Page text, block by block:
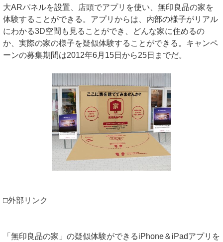
大ARパネルを設置、店頭でアプリを使い、無印良品の家を
体験することができる。アプリからは、内部の様子がリアル
にわかる3D空間も見ることができ、どんな家に住めるの
か、実際の家の様子を疑似体験することができる。キャンペ
ーンの募集期間は2012年6月15日から25日までだ。
□外部リンク
「無印良品の家」の疑似体験ができるiPhone＆iPadアプリを